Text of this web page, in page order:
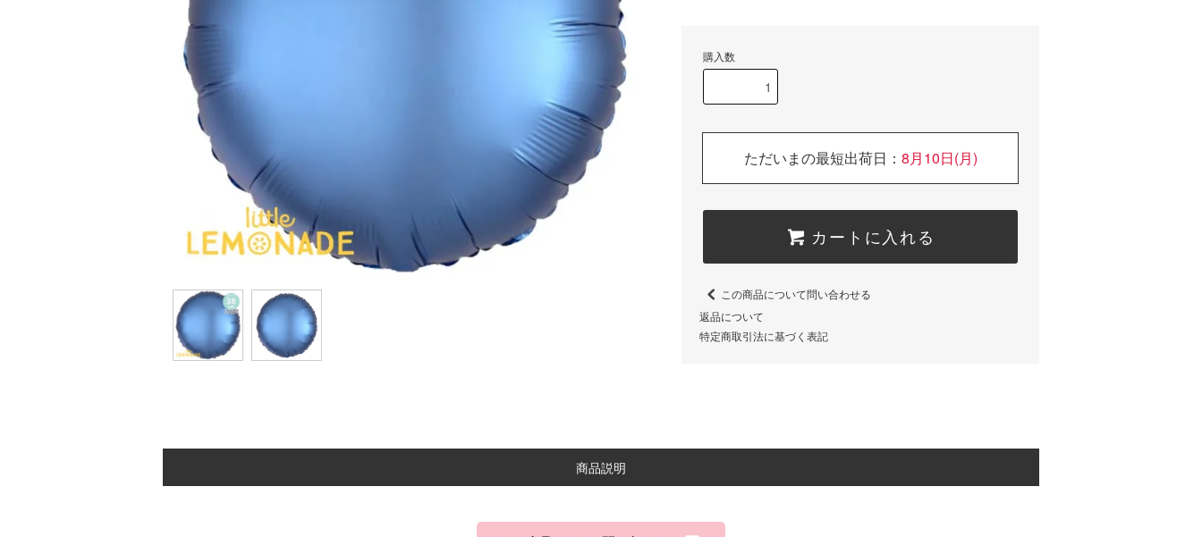
購入数
ただいまの最短出荷日： 8月10日(月)
カートに入れる
この商品について問い合わせる
返品について
特定商取引法に基づく表記
商品説明